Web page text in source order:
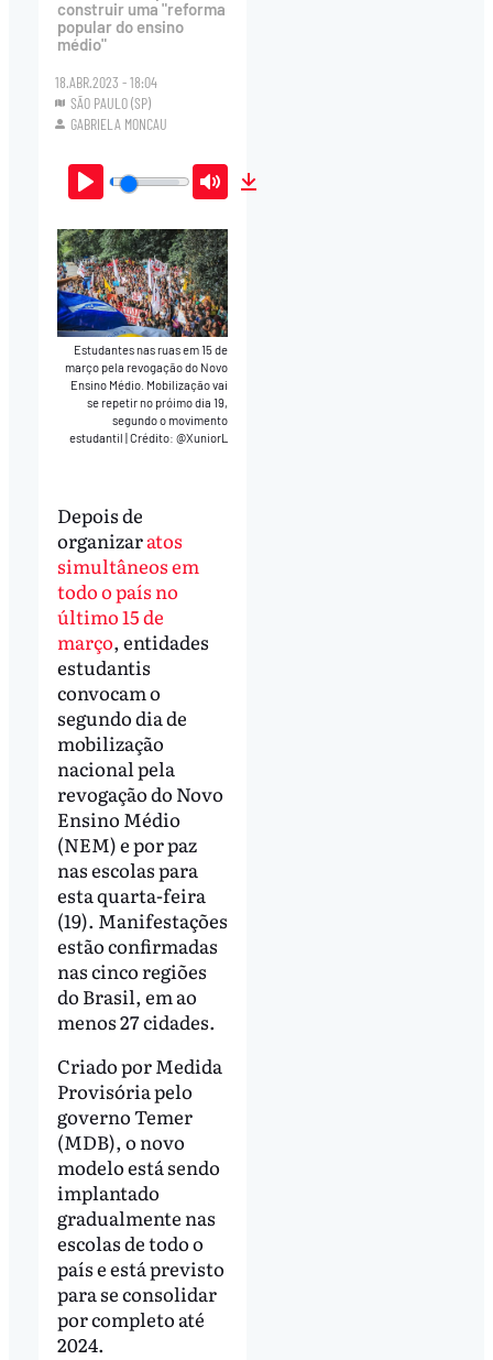
construir uma "reforma
popular do ensino
médio"
18.ABR.2023 - 18:04
SÃO PAULO (SP)
GABRIELA MONCAU
Play Mute
Estudantes nas ruas em 15 de
março pela revogação do Novo
Ensino Médio. Mobilização vai
se repetir no próimo dia 19,
segundo o movimento
estudantil|Crédito: @XuniorL
Depois de
organizaratos
simultâneos em
todo o país no
último 15 de
março, entidades
estudantis
convocam o
segundo dia de
mobilização
nacional pela
revogação do Novo
Ensino Médio
(NEM) e por paz
nas escolas para
esta quarta-feira
(19). Manifestações
estão confirmadas
nas cinco regiões
do Brasil, em ao
menos 27 cidades.
Criado por Medida
Provisória pelo
governo Temer
(MDB), o novo
modelo está sendo
implantado
gradualmente nas
escolas de todo o
país e está previsto
para se consolidar
por completo até
2024.